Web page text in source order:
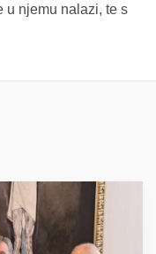
u njemu nalazi, te s